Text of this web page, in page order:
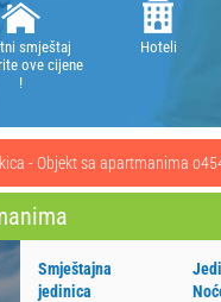
smještaj
ove cijene
!
Hoteli
- Objekt sa apartmanima
Smještajna
jedinica